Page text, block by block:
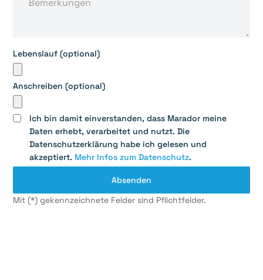
Lebenslauf (optional)
Anschreiben (optional)
Ich bin damit einverstanden, dass Marador meine
Daten erhebt, verarbeitet und nutzt. Die
Datenschutzerklärung habe ich gelesen und
akzeptiert. Mehr Infos zum Datenschutz.
Mit (*) gekennzeichnete Felder sind Pflichtfelder.